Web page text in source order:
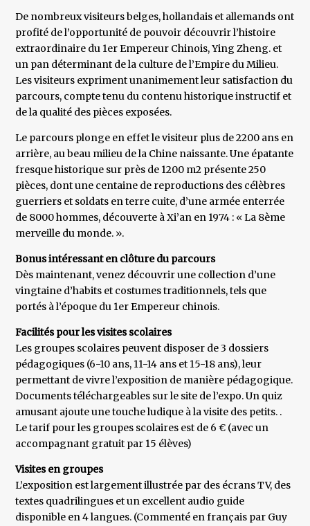
De nombreux visiteurs belges, hollandais et allemands ont
profité de l’opportunité de pouvoir découvrir l’histoire
extraordinaire du 1er Empereur Chinois, Ying Zheng. et
un pan déterminant de la culture de l’Empire du Milieu.
Les visiteurs expriment unanimement leur satisfaction du
parcours, compte tenu du contenu historique instructif et
de la qualité des pièces exposées.
Le parcours plonge en effet le visiteur plus de 2200 ans en
arrière, au beau milieu de la Chine naissante. Une épatante
fresque historique sur près de 1200 m2 présente 250
pièces, dont une centaine de reproductions des célèbres
guerriers et soldats en terre cuite, d’une armée enterrée
de 8000 hommes, découverte à Xi’an en 1974 : « La 8ème
merveille du monde. ».
Bonus intéressant en clôture du parcours
Dès maintenant, venez découvrir une collection d’une
vingtaine d’habits et costumes traditionnels, tels que
portés à l’époque du 1er Empereur chinois.
Facilités pour les visites scolaires
Les groupes scolaires peuvent disposer de 3 dossiers
pédagogiques (6-10 ans, 11-14 ans et 15-18 ans), leur
permettant de vivre l’exposition de manière pédagogique.
Documents téléchargeables sur le site de l’expo. Un quiz
amusant ajoute une touche ludique à la visite des petits. .
Le tarif pour les groupes scolaires est de 6 € (avec un
accompagnant gratuit par 15 élèves)
Visites en groupes
L’exposition est largement illustrée par des écrans TV, des
textes quadrilingues et un excellent audio guide
disponible en 4 langues. (Commenté en français par Guy